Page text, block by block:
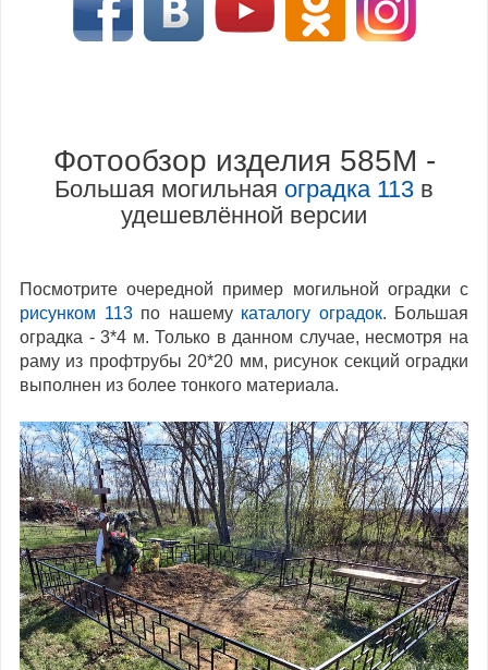
Фотообзор изделия 585M -
Большая могильная оградка 113 в
удешевлённой версии
Посмотрите очередной пример могильной оградки с
рисунком 113по нашему каталогу оградок. Большая
оградка - 3*4 м. Только в данном случае, несмотря на
раму из профтрубы 20*20 мм, рисунок секций оградки
выполнен из более тонкого материала.